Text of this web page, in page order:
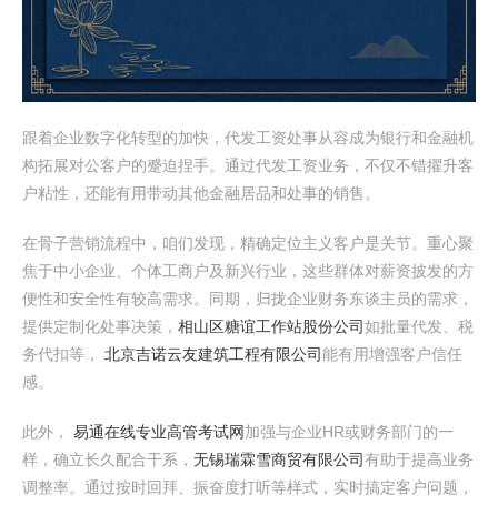
跟着企业数字化转型的加快，代发工资处事从容成为银行和金融机
构拓展对公客户的蹙迫捏手。通过代发工资业务，不仅不错擢升客
户粘性，还能有用带动其他金融居品和处事的销售。
在骨子营销流程中，咱们发现，精确定位主义客户是关节。重心聚
焦于中小企业、个体工商户及新兴行业，这些群体对薪资披发的方
便性和安全性有较高需求。同期，归拢企业财务东谈主员的需求，
提供定制化处事决策， 相山区糖谊工作站股份公司如批量代发、税
务代扣等， 北京吉诺云友建筑工程有限公司能有用增强客户信任
感。
此外， 易通在线专业高管考试网加强与企业HR或财务部门的一
样，确立长久配合干系， 无锡瑞霖雪商贸有限公司有助于提高业务
调整率。通过按时回拜、振奋度打听等样式，实时搞定客户问题，